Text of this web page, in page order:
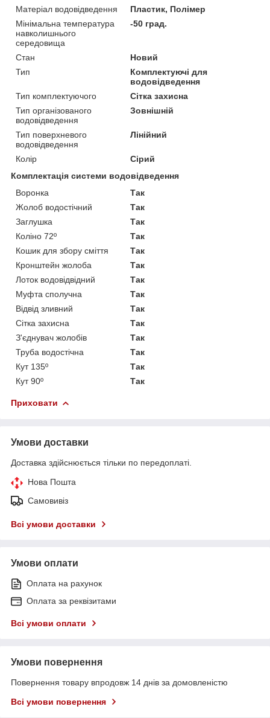
Матеріал водовідведення
Пластик, Полімер
Мінімальна температура
навколишнього
середовища
-50 град.
Стан
Новий
Тип
Комплектуючі для
водовідведення
Тип комплектуючого
Сітка захисна
Тип організованого
водовідведення
Зовнішній
Тип поверхневого
водовідведення
Лінійний
Колір
Сірий
Комплектація системи водовідведення
Воронка
Так
Жолоб водостічний
Так
Заглушка
Так
Коліно 72º
Так
Кошик для збору сміття
Так
Кронштейн жолоба
Так
Лоток водовідвідний
Так
Муфта сполучна
Так
Відвід зливний
Так
Сітка захисна
Так
З'єднувач жолобів
Так
Труба водостічна
Так
Кут 135º
Так
Кут 90º
Так
Приховати
Умови доставки
Доставка здійснюється тільки по передоплаті.
Нова Пошта
Самовивіз
Всі умови доставки
Умови оплати
Оплата на рахунок
Оплата за реквізитами
Всі умови оплати
Умови повернення
Повернення товару впродовж 14 днів за домовленістю
Всі умови повернення